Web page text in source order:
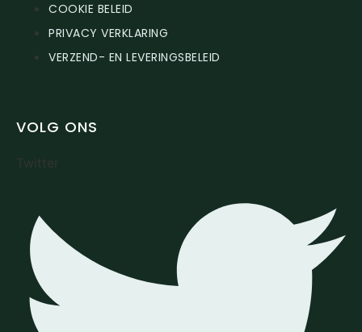
COOKIE BELEID
PRIVACY VERKLARING
VERZEND- EN LEVERINGSBELEID
VOLG ONS
Twitter